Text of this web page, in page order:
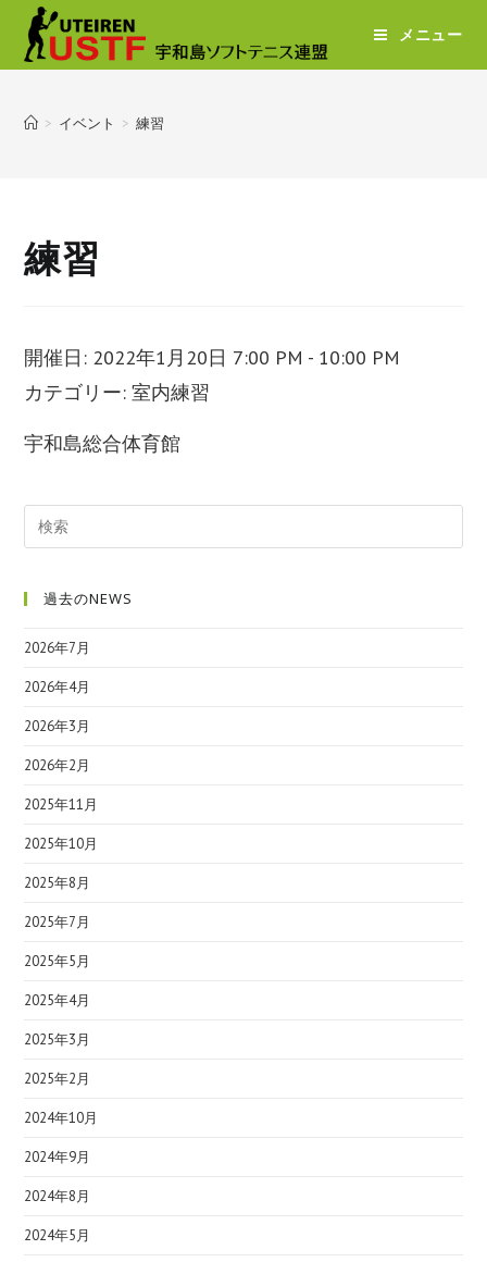
メニュー
> イベント > 練習
練習
開催日: 2022年1月20日 7:00 PM - 10:00 PM
カテゴリー:室内練習
宇和島総合体育館
過去のNEWS
2026年7月
2026年4月
2026年3月
2026年2月
2025年11月
2025年10月
2025年8月
2025年7月
2025年5月
2025年4月
2025年3月
2025年2月
2024年10月
2024年9月
2024年8月
2024年5月